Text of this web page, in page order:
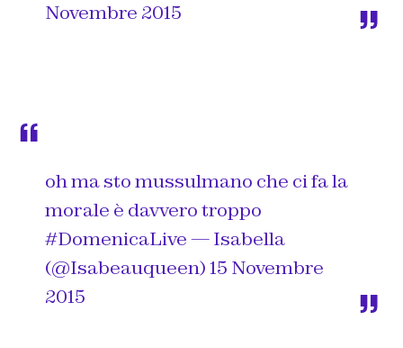
Novembre 2015
oh ma sto mussulmano che ci fa la
morale è davvero troppo
#DomenicaLive— Isabella
(@Isabeauqueen)15 Novembre
2015